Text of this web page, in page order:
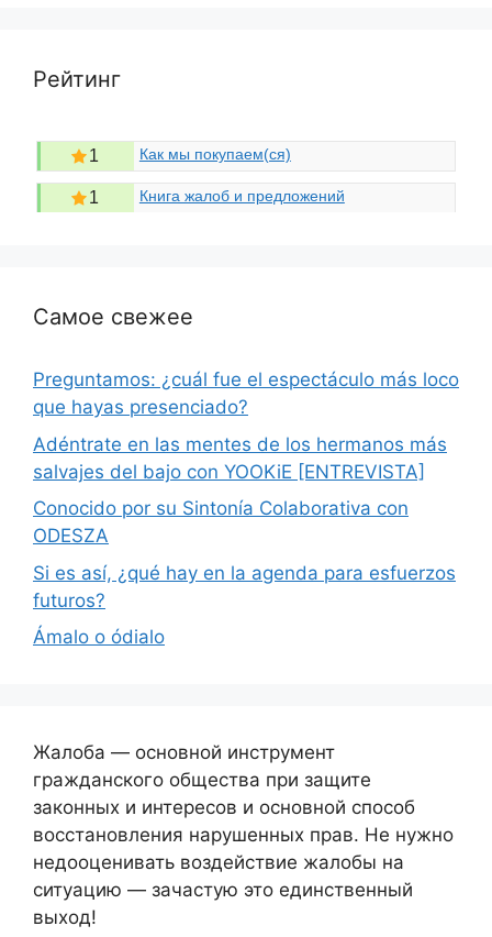
Рейтинг
1 Как мы покупаем(ся)
1 Книга жалоб и предложений
Самое свежее
Preguntamos: ¿cuál fue el espectáculo más loco
que hayas presenciado?
Adéntrate en las mentes de los hermanos más
salvajes del bajo con YOOKiE [ENTREVISTA]
Conocido por su Sintonía Colaborativa con
ODESZA
Si es así, ¿qué hay en la agenda para esfuerzos
futuros?
Ámalo o ódialo
Жалоба — основной инструмент
гражданского общества при защите
законных и интересов и основной способ
восстановления нарушенных прав. Не нужно
недооценивать воздействие жалобы на
ситуацию — зачастую это единственный
выход!